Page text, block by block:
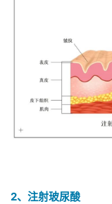
2、注射玻尿酸